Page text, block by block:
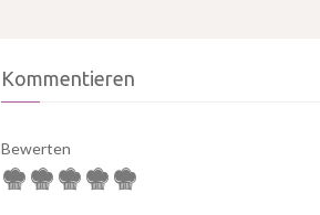
Kommentieren
Bewerten